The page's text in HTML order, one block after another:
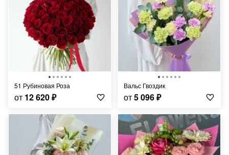
51 Рубиновая Роза
от 12 620₽
Вальс Гвоздик
от5 096₽